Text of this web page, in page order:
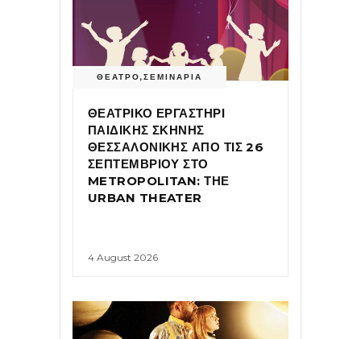
ΘΕΑΤΡΟ,ΣΕΜΙΝΑΡΙΑ
ΘΕΑΤΡΙΚΟ ΕΡΓΑΣΤΗΡΙ
ΠΑΙΔΙΚΗΣ ΣΚΗΝΗΣ
ΘΕΣΣΑΛΟΝΙΚΗΣ ΑΠΟ ΤΙΣ 26
ΣΕΠΤΕΜΒΡΙΟΥ ΣΤΟ
METROPOLITAN: ΤΗΕ
URBAN THEATER
4 August 2026